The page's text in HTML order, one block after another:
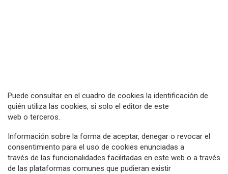
Puede consultar en el cuadro de cookies la identificación de
quién utiliza las cookies, si solo el editor de este
web o terceros.
Información sobre la forma de aceptar, denegar o revocar el
consentimiento para el uso de cookies enunciadas a
través de las funcionalidades facilitadas en este web o a través
de las plataformas comunes que pudieran existir